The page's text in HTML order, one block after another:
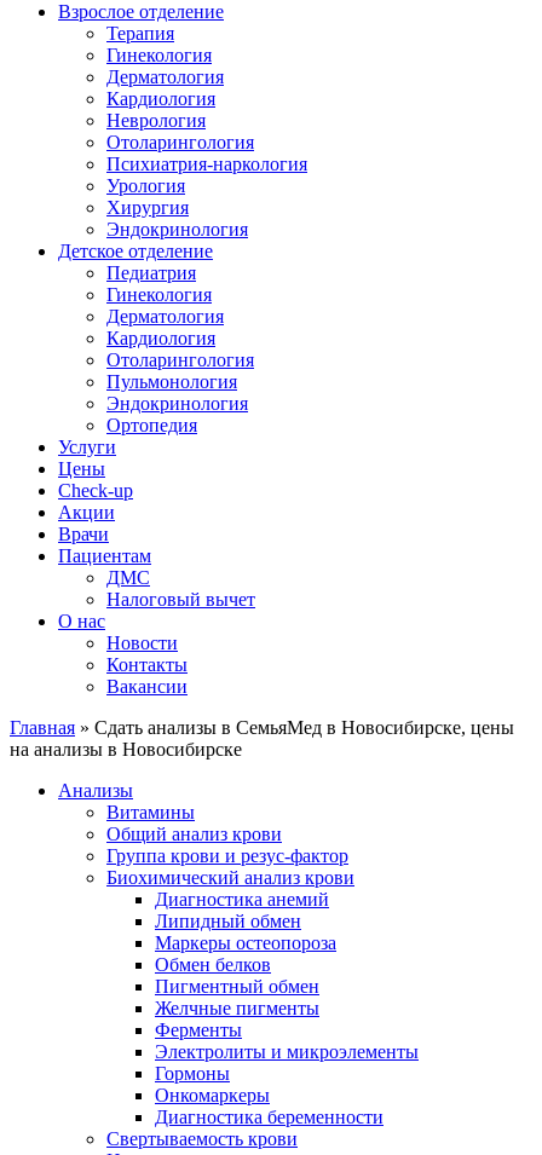
Взрослое отделение
Терапия
Гинекология
Дерматология
Кардиология
Неврология
Отоларингология
Психиатрия-наркология
Урология
Хирургия
Эндокринология
Детское отделение
Педиатрия
Гинекология
Дерматология
Кардиология
Отоларингология
Пульмонология
Эндокринология
Ортопедия
Услуги
Цены
Check-up
Акции
Врачи
Пациентам
ДМС
Налоговый вычет
О нас
Новости
Контакты
Вакансии
Главная » Сдать анализы в СемьяМед в Новосибирске, цены
на анализы в Новосибирске
Анализы
Витамины
Общий анализ крови
Группа крови и резус-фактор
Биохимический анализ крови
Диагностика анемий
Липидный обмен
Маркеры остеопороза
Обмен белков
Пигментный обмен
Желчные пигменты
Ферменты
Электролиты и микроэлементы
Гормоны
Онкомаркеры
Диагностика беременности
Свертываемость крови